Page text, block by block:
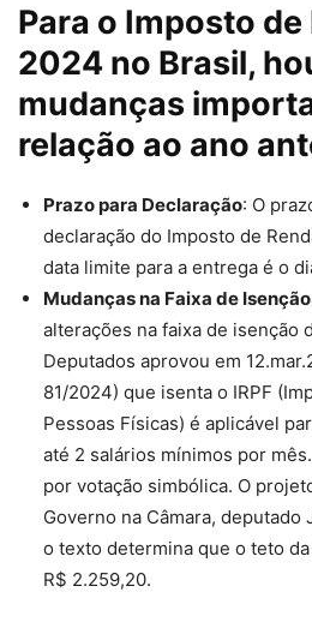
Para o Imposto de
2024 no Brasil,
mudanças
relação ao ano
Prazo para Declaração: O
declaração do Imposto de
data limite para a entrega é o
Mudanças na Faixa de Isenção
alterações na faixa de isenção
Deputados aprovou em
81/2024) que isenta o IRPF
Pessoas Físicas) é aplicável
até 2 salários mínimos por
por votação simbólica. O
Governo na Câmara, deputado
o texto determina que o teto
R$ 2.259,20.